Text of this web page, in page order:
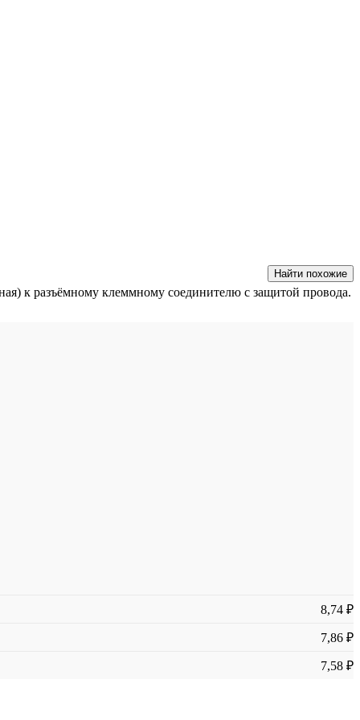
Найти похожие
к разъёмному клеммному соединителю с защитой провода.
8,74 ₽
7,86 ₽
7,58 ₽